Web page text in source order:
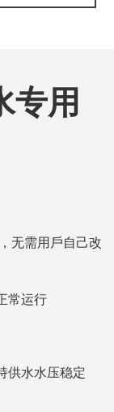
专用
⽆需⽤⼾⾃⼰改
常运行
供⽔⽔压稳定